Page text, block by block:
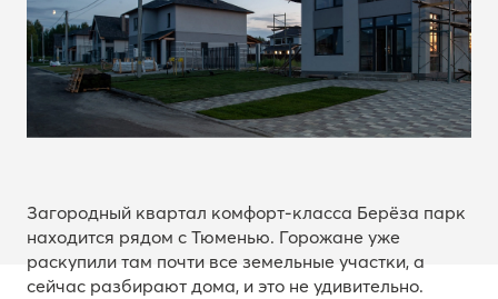
Загородный квартал комфорт-класса Берёза парк
находится рядом с Тюменью. Горожане уже
раскупили там почти все земельные участки, а
сейчас разбирают дома, и это не удивительно.